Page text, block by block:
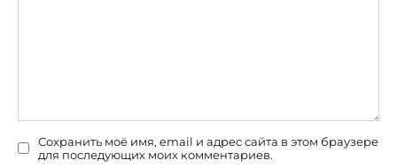
Сохранить моё имя, email и адрес сайта в этом браузере
для последующих моих комментариев.